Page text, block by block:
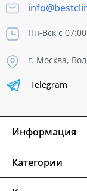
Пн-Вск с
г. Москва,
Telegram
Информация
Категории